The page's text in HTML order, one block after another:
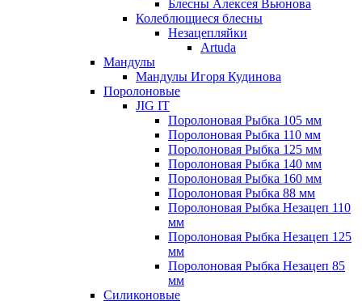
Блесны Алексея Вьюнова
Колеблющиеся блесны
Незацепляйки
Artuda
Мандулы
Мандулы Игоря Кудинова
Поролоновые
JIG IT
Поролоновая Рыбка 105 мм
Поролоновая Рыбка 110 мм
Поролоновая Рыбка 125 мм
Поролоновая Рыбка 140 мм
Поролоновая Рыбка 160 мм
Поролоновая Рыбка 88 мм
Поролоновая Рыбка Незацеп 110
мм
Поролоновая Рыбка Незацеп 125
мм
Поролоновая Рыбка Незацеп 85
мм
Силиконовые